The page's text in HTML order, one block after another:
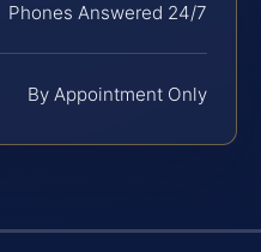
Phones Answered 24/7
By Appointment Only